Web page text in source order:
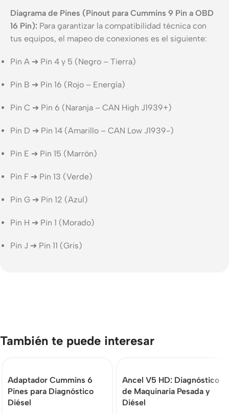
Diagrama de Pines (Pinout para Cummins 9 Pin a OBD
16 Pin): Para garantizar la compatibilidad técnica con
tus equipos, el mapeo de conexiones es el siguiente:
Pin A ➔ Pin 4 y 5 (Negro – Tierra)
Pin B ➔ Pin 16 (Rojo – Energía)
Pin C ➔ Pin 6 (Naranja – CAN High J1939+)
Pin D ➔ Pin 14 (Amarillo – CAN Low J1939-)
Pin E ➔ Pin 15 (Marrón)
Pin F ➔ Pin 13 (Verde)
Pin G ➔ Pin 12 (Azul)
Pin H ➔ Pin 1 (Morado)
Pin J ➔ Pin 11 (Gris)
También te puede interesar
Adaptador Cummins 6
Pines para Diagnóstico
Diésel
Ancel V5 HD: Diagnóstico
de Maquinaria Pesada y
Diésel